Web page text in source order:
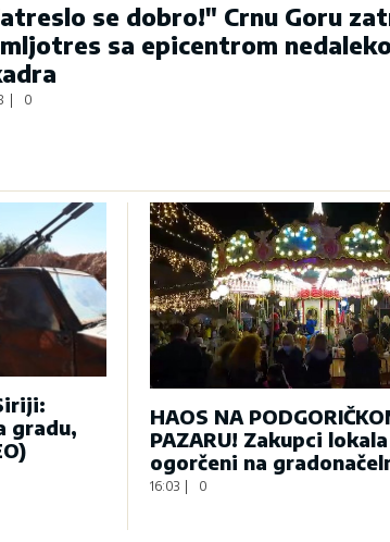
se dobro!" Crnu Goru
sa epicentrom
0
gradu,
HAOS NA
PAZARU! Zakupci lokala
ogorčeni na
16:03 0